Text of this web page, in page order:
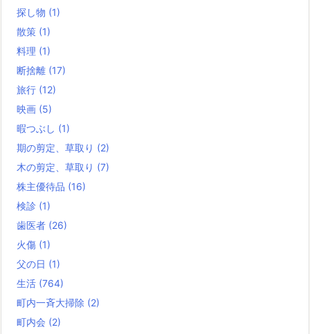
探し物 (1)
散策 (1)
料理 (1)
断捨離 (17)
旅行 (12)
映画 (5)
暇つぶし (1)
期の剪定、草取り (2)
木の剪定、草取り (7)
株主優待品 (16)
検診 (1)
歯医者 (26)
火傷 (1)
父の日 (1)
生活 (764)
町内一斉大掃除 (2)
町内会 (2)